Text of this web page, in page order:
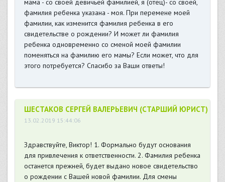
мама - со своей девичьей фамилией, я (отец)- со своей,
фамилия ребенка указана - моя. При перемене моей
фамилии, как изменится фамилия ребенка в его
свидетельстве о рождении? И может ли фамилия
ребенка одновременно со сменой моей фамилии
поменяться на фамилию его мамы? Если может, что для
этого потребуется? Спасибо за Ваши ответы!
ШЕСТАКОВ СЕРГЕЙ ВАЛЕРЬЕВИЧ (СТАРШИЙ ЮРИСТ)
13.02.2019 15:44:06
Здравствуйте, Виктор! 1. Формально будут основания
для привлечения к ответственности. 2. Фамилия ребенка
останется прежней, будет выдано новое свидетельство
о рождении с Вашей новой фамилии. Для смены